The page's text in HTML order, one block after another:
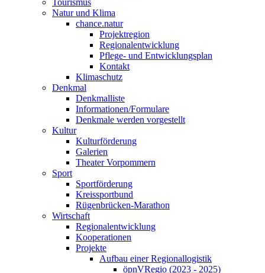
Tourismus
Natur und Klima
chance.natur
Projektregion
Regionalentwicklung
Pflege- und Entwicklungsplan
Kontakt
Klimaschutz
Denkmal
Denkmalliste
Informationen/Formulare
Denkmale werden vorgestellt
Kultur
Kulturförderung
Galerien
Theater Vorpommern
Sport
Sportförderung
Kreissportbund
Rügenbrücken-Marathon
Wirtschaft
Regionalentwicklung
Kooperationen
Projekte
Aufbau einer Regionallogistik
öpnVRegio (2023 - 2025)